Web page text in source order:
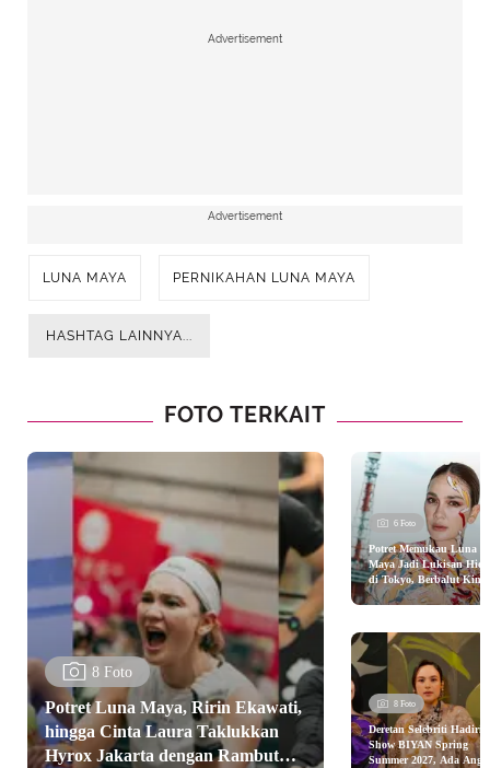
Advertisement
Advertisement
LUNA MAYA PERNIKAHAN LUNA MAYA
HASHTAG LAINNYA...
FOTO TERKAIT
8 Foto
Potret Luna Maya, Ririn Ekawati,
hingga Cinta Laura Taklukkan
Hyrox Jakarta dengan Rambut
6 Foto
Potret Memukau Luna
Maya Jadi Lukisan
di Tokyo, Berbalut
Hasil Karya Seniman
8 Foto
Deretan Selebriti Hadiri
Show BIYAN Spring
Summer 2027, Ada